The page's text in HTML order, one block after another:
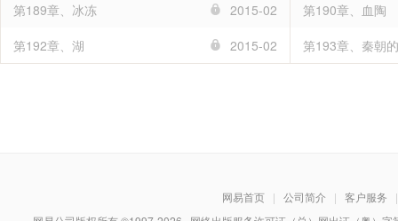
第189章、冰冻
2015-02
第190章、血陶
第192章、湖
2015-02 第193章、秦朝
网易首页 | 公司简介 | 客户服务
|